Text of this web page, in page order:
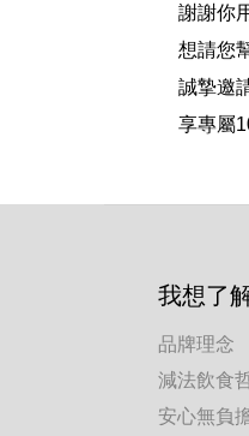
謝謝你
想請您
誠摯邀
享專屬
我想了
品牌理念
減法飲食
安心無負